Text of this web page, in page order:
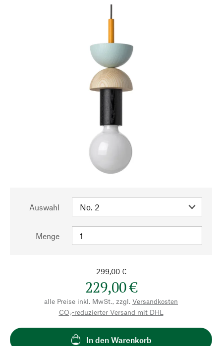
Auswahl
Menge
299,00 €
229,00 €
alle Preise inkl. MwSt., zzgl. Versandkosten
CO₂-reduzierter Versand mit DHL
In den Warenkorb